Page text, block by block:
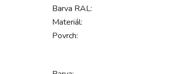
Barva RAL:
Materiál:
Povrch: